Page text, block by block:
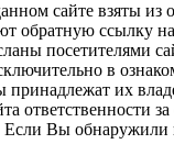
сайте взяты из
обратную ссылку
посетителями
в
принадлежат их
ответственности
Если Вы обнаружили